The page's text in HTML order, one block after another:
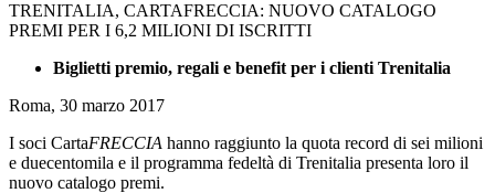
TRENITALIA, CARTAFRECCIA: NUOVO CATALOGO
PREMI PER I 6,2 MILIONI DI ISCRITTI
Biglietti premio, regali e benefit per i clienti Trenitalia
Roma, 30 marzo 2017
I soci CartaFRECCIA hanno raggiunto la quota record di sei milioni
e duecentomila e il programma fedeltà di Trenitalia presenta loro il
nuovo catalogo premi.